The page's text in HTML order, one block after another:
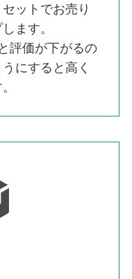
ットでお売り
ます。
評価が下がるの
にすると高く